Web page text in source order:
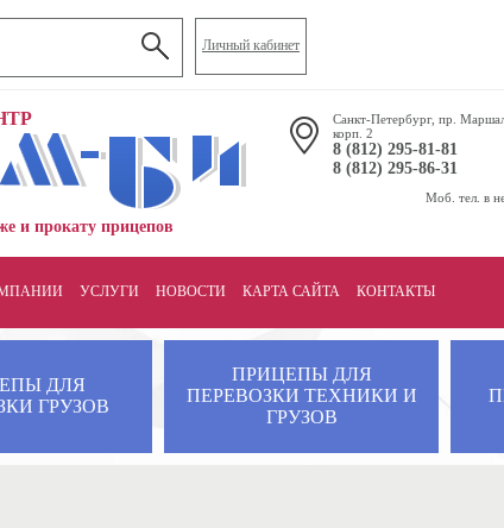
Личный кабинет
и прокату прицепов
Санкт-Петербург, пр.
корп. 2
8 (812) 295-81-81
8 (812) 295-86-31
Моб. тел. в
УСЛУГИ НОВОСТИ КАРТА САЙТА КОНТАКТЫ
ДЛЯ
ГРУЗОВ
ПРИЦЕПЫ ДЛЯ
ПЕРЕВОЗКИ ТЕХНИКИ И
ГРУЗОВ